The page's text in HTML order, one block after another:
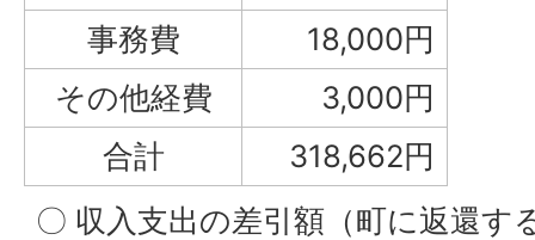
事務費
18,000円
その他経費
3,000円
合計
318,662円
〇 収入支出の差引額（町に返還す